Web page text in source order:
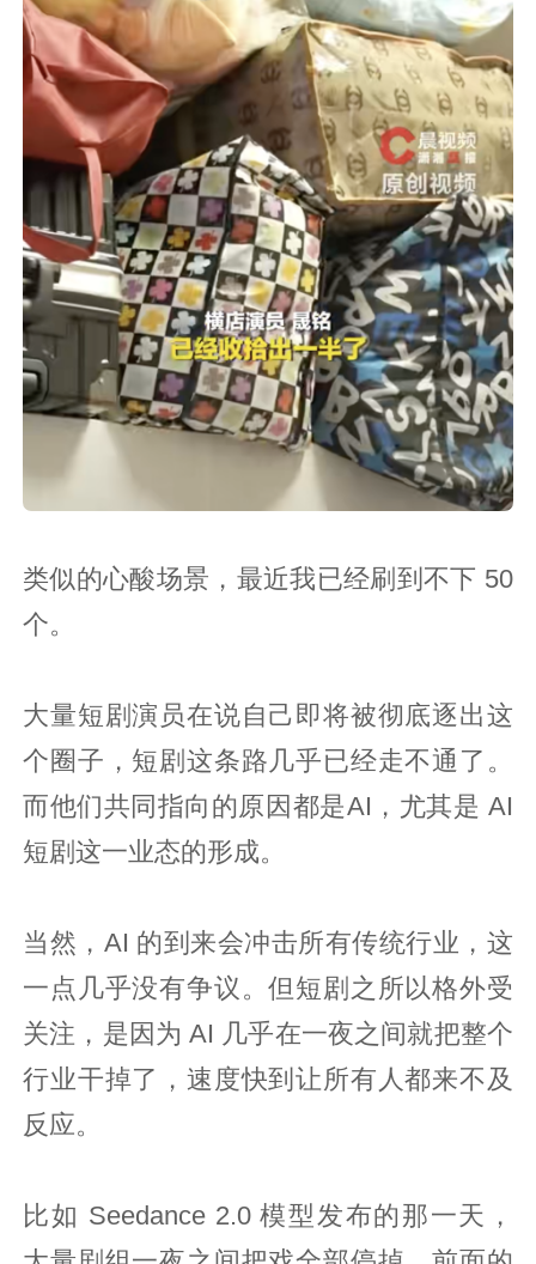
类似的心酸场景，最近我已经刷到不下 50
个。
大量短剧演员在说自己即将被彻底逐出这
个圈子，短剧这条路几乎已经走不通了。
而他们共同指向的原因都是AI，尤其是 AI
短剧这一业态的形成。
当然，AI 的到来会冲击所有传统行业，这
一点几乎没有争议。但短剧之所以格外受
关注，是因为 AI 几乎在一夜之间就把整个
行业干掉了，速度快到让所有人都来不及
反应。
比如 Seedance 2.0 模型发布的那一天，